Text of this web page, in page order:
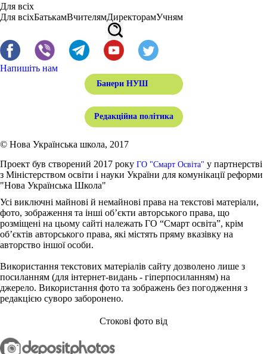
Для всіх
Для всіхБатькамВчителямДиректорамУчням
Напишіть нам
Банери НУШ
Редакційна політика
© Нова Українська школа, 2017
Проект був створений 2017 року ГО "Смарт Освіта" у партнерстві
з Міністерством освіти і науки України для комунікації реформи
"Нова Українська Школа"
Усі виключні майнові й немайнові права на текстові матеріали,
фото, зображення та інші об’єкти авторського права, що
розміщені на цьому сайті належать ГО “Смарт освіта”, крім
об’єктів авторського права, які містять пряму вказівку на
авторство іншої особи.
Використання текстових матеріалів сайту дозволено лише з
посиланням (для інтернет-видань - гіперпосиланням) на
джерело. Використання фото та зображень без погодження з
редакцією суворо заборонено.
Стокові фото від